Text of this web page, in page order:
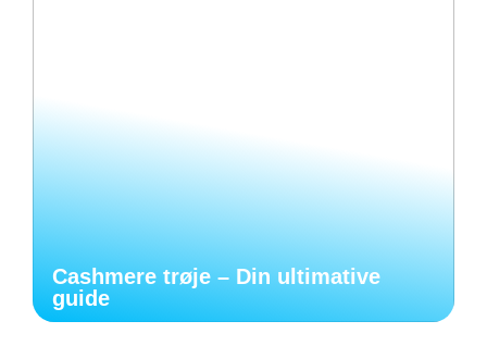
Cashmere trøje – Din ultimative
guide